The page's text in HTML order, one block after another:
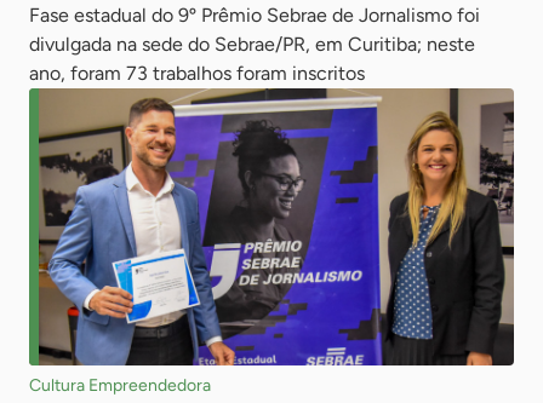
Fase estadual do 9º Prêmio Sebrae de Jornalismo foi
divulgada na sede do Sebrae/PR, em Curitiba; neste
ano, foram 73 trabalhos foram inscritos
Cultura Empreendedora